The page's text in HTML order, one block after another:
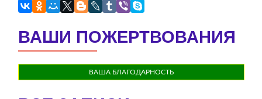
ВАШИ ПОЖЕРТВОВАНИЯ
ВАША БЛАГОДАРНОСТЬ